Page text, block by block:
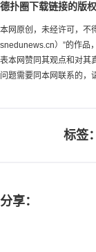
德扑圈下载链接的版
本网原创，未经许可，不
snedunews.cn）”的作品
表本网赞同其观点和对其
问题需要同本网联系的，
标签
分享：